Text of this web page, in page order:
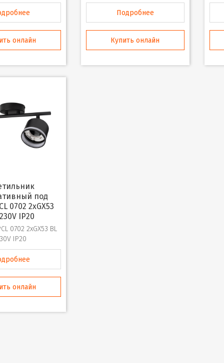
онлайн
Подробнее
Купить онлайн
под
0702 2xGX53
IP20
0702 2xGX53 BL
IP20
онлайн